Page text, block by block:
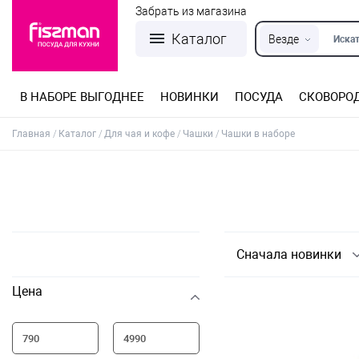
Каталог Везде
Забрать из магазина
В НАБОРЕ ВЫГОДНЕЕ НОВИНКИ ПОСУДА
Главная Каталог Для чая и кофе Чашки Чашки в наборе
Цена
Сначала новинки